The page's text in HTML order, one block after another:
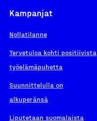
Kampanjat
Nollatilanne
Tervetuloa kohti positiivista
työelämäpuhetta
Suunnittelulla on
alkuperänsä
Liputetaan suomalaista